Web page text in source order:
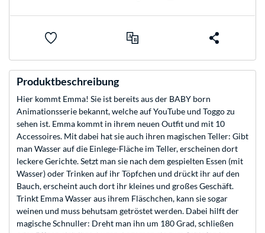
Produktbeschreibung
Hier kommt Emma! Sie ist bereits aus der BABY born
Animationsserie bekannt, welche auf YouTube und Toggo zu
sehen ist. Emma kommt in ihrem neuen Outfit und mit 10
Accessoires. Mit dabei hat sie auch ihren magischen Teller: Gibt
man Wasser auf die Einlege-Fläche im Teller, erscheinen dort
leckere Gerichte. Setzt man sie nach dem gespielten Essen (mit
Wasser) oder Trinken auf ihr Töpfchen und drückt ihr auf den
Bauch, erscheint auch dort ihr kleines und großes Geschäft.
Trinkt Emma Wasser aus ihrem Fläschchen, kann sie sogar
weinen und muss behutsam getröstet werden. Dabei hilft der
magische Schnuller: Dreht man ihn um 180 Grad, schließen